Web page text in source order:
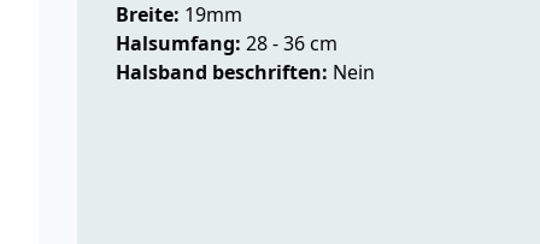
Breite: 19mm
Halsumfang: 28 - 36 cm
Halsband beschriften: Nein